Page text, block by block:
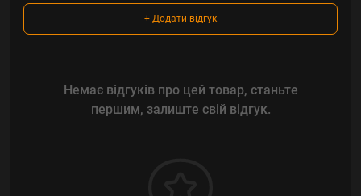
+ Додати відгук
Немає відгуків про цей товар, станьте
першим, залиште свій відгук.